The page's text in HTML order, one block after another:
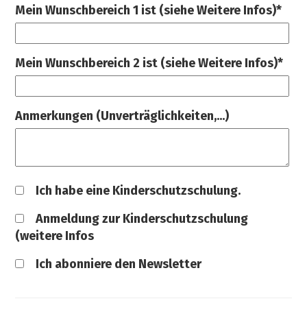
Mein Wunschbereich 1 ist (siehe Weitere Infos)*
Mein Wunschbereich 2 ist (siehe Weitere Infos)*
Anmerkungen (Unverträglichkeiten,...)
Ich habe eine Kinderschutzschulung.
Anmeldung zur Kinderschutzschulung
(weitere Infos
Ich abonniere den Newsletter